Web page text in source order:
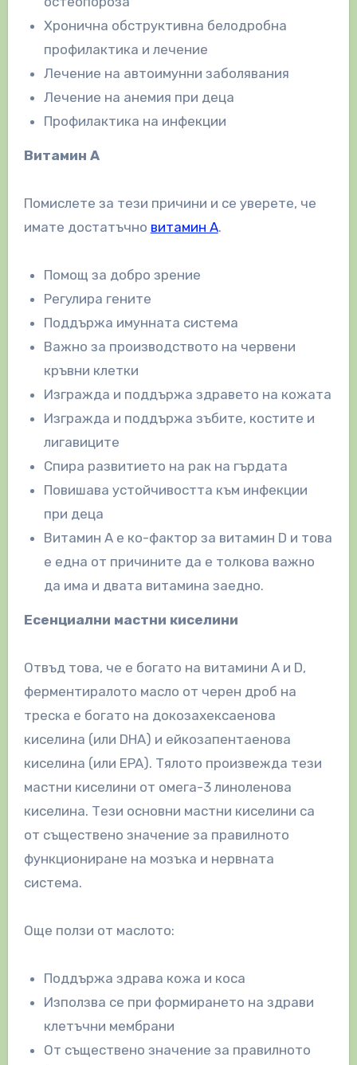
Хронична обструктивна белодробна
профилактика и лечение
Лечение на автоимунни заболявания
Лечение на анемия при деца
Профилактика на инфекции
Витамин А
Помислете за тези причини и се уверете, че
имате достатъчно витамин A.
Помощ за добро зрение
Регулира гените
Поддържа имунната система
Важно за производството на червени
кръвни клетки
Изгражда и поддържа здравето на кожата
Изгражда и поддържа зъбите, костите и
лигавиците
Спира развитието на рак на гърдата
Повишава устойчивостта към инфекции
при деца
Витамин А е ко-фактор за витамин D и това
е една от причините да е толкова важно
да има и двата витамина заедно.
Есенциални мастни киселини
Отвъд това, че е богато на витамини A и D,
ферментиралото масло от черен дроб на
треска е богато на докозахексаенова
киселина (или DHA) и ейкозапентаенова
киселина (или EPA). Тялото произвежда тези
мастни киселини от омега-3 линоленова
киселина. Тези основни мастни киселини са
от съществено значение за правилното
функциониране на мозъка и нервната
система.
Още ползи от маслото:
Поддържа здрава кожа и коса
Използва се при формирането на здрави
клетъчни мембрани
От съществено значение за правилното